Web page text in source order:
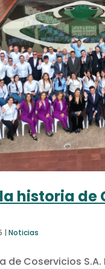
historia de
|Noticias
Coservicios